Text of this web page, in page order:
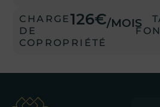
CHARGE
DE
COPROPRIÉTÉ
126€/MOIS